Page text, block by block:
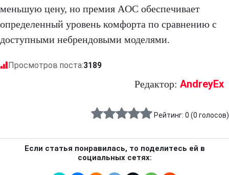
меньшую цену, но премия AOC обеспечивает
определенный уровень комфорта по сравнению с
доступными небрендовыми моделями.
Просмотров поста:3189
Редактор: AndreyEx
Рейтинг: 0 (0 голосов)
Если статья понравилась, то поделитесь ей в
социальных сетях: